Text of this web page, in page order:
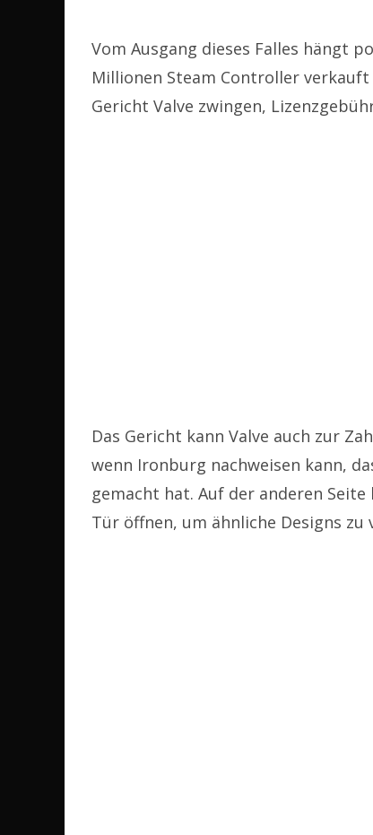
Vom Ausgang dieses Falles hängt
Millionen Steam Controller
Gericht Valve zwingen,
Das Gericht kann Valve auch zur
wenn Ironburg nachweisen kann,
gemacht hat. Auf der anderen
Tür öffnen, um ähnliche Designs zu